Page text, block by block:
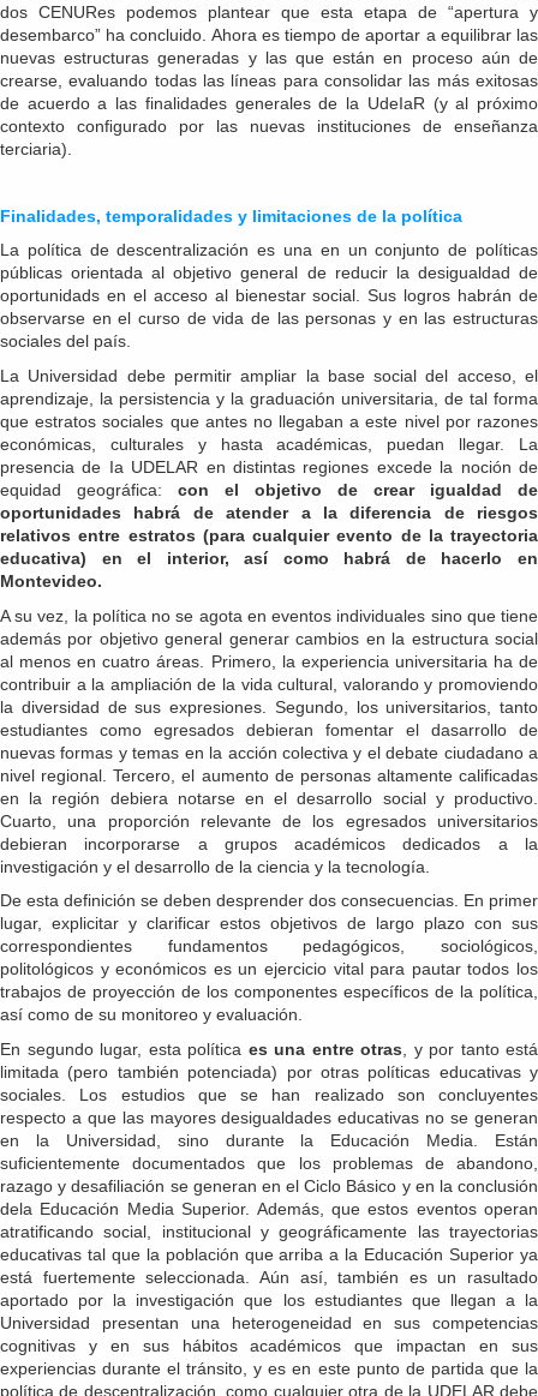
dos CENURes podemos plantear que esta etapa de “apertura y
desembarco” ha concluido. Ahora es tiempo de aportar a equilibrar las
nuevas estructuras generadas y las que están en proceso aún de
crearse, evaluando todas las líneas para consolidar las más exitosas
de acuerdo a las finalidades generales de la UdeIaR (y al próximo
contexto conﬁgurado por las nuevas instituciones de enseñanza
terciaria).
Finalidades, temporalidades y limitaciones de la política
La política de descentralización es una en un conjunto de políticas
públicas orientada al objetivo general de reducir la desigualdad de
oportunidads en el acceso al bienestar social. Sus logros habrán de
observarse en el curso de vida de las personas y en las estructuras
sociales del país.
La Universidad debe permitir ampliar la base social del acceso, el
aprendizaje, la persistencia y la graduación universitaria, de tal forma
que estratos sociales que antes no llegaban a este nivel por razones
económicas, culturales y hasta académicas, puedan llegar. La
presencia de Ia UDELAR en distintas regiones excede la noción de
equidad geográfica: con el objetivo de crear igualdad de
oportunidades habrá de atender a la diferencia de riesgos
relativos entre estratos (para cualquier evento de la trayectoria
educativa) en el interior, así como habrá de hacerlo en
Montevideo.
A su vez, la política no se agota en eventos individuales sino que tiene
además por objetivo general generar cambios en la estructura social
al menos en cuatro áreas. Primero, la experiencia universitaria ha de
contribuir a la ampliación de la vida cultural, valorando y promoviendo
la diversidad de sus expresiones. Segundo, los universitarios, tanto
estudiantes como egresados debieran fomentar el dasarrollo de
nuevas formas y temas en la acción colectiva y el debate ciudadano a
nivel regional. Tercero, el aumento de personas altamente calificadas
en la región debiera notarse en el desarrollo social y productivo.
Cuarto, una proporción relevante de los egresados universitarios
debieran incorporarse a grupos académicos dedicados a la
investigación y el desarrollo de la ciencia y la tecnología.
De esta definición se deben desprender dos consecuencias. En primer
lugar, explicitar y clarificar estos objetivos de largo plazo con sus
correspondientes fundamentos pedagógicos, sociológicos,
politológicos y económicos es un ejercicio vital para pautar todos los
trabajos de proyección de los componentes específicos de la política,
así como de su monitoreo y evaluación.
En segundo lugar, esta política es una entre otras , y por tanto está
limitada (pero también potenciada) por otras políticas educativas y
sociales. Los estudios que se han realizado son concluyentes
respecto a que las mayores desigualdades educativas no se generan
en la Universidad, sino durante la Educación Media. Están
suficientemente documentados que los problemas de abandono,
razago y desafiliación se generan en el Ciclo Básico y en la conclusión
dela Educación Media Superior. Además, que estos eventos operan
atratificando social, institucional y geográficamente las trayectorias
educativas tal que la población que arriba a la Educación Superior ya
está fuertemente seleccionada. Aún así, también es un rasultado
aportado por la investigación que los estudiantes que llegan a la
Universidad presentan una heterogeneidad en sus competencias
cognitivas y en sus hábitos académicos que impactan en sus
experiencias durante el tránsito, y es en este punto de partida que la
política de descentralización, como cualquier otra de la UDELAR debe